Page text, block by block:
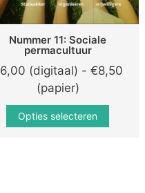
Nummer 11: Sociale
permacultuur
6,00 (digitaal) - €8,50
(papier)Prijsklasse:
€6,00
(digitaal)
Opties selecteren
Dit
product